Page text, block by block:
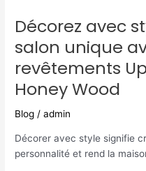
Décorez avec
salon unique
revêtements
Honey Wood
Blog /admin
Décorer avec style signifie
personnalité et rend la
style
créez
un
salon
avec
Up,